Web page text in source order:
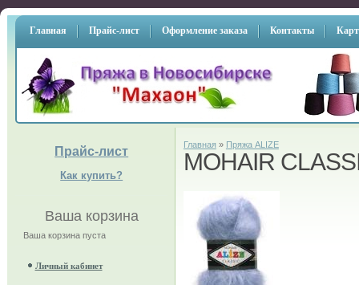
Главная Прайс-лист Оформление заказа Контакты
Прайс-лист
Как купить?
Ваша корзина
Ваша корзина пуста
Личный кабинет
Главная » Пряжа ALIZE
MOHAIR